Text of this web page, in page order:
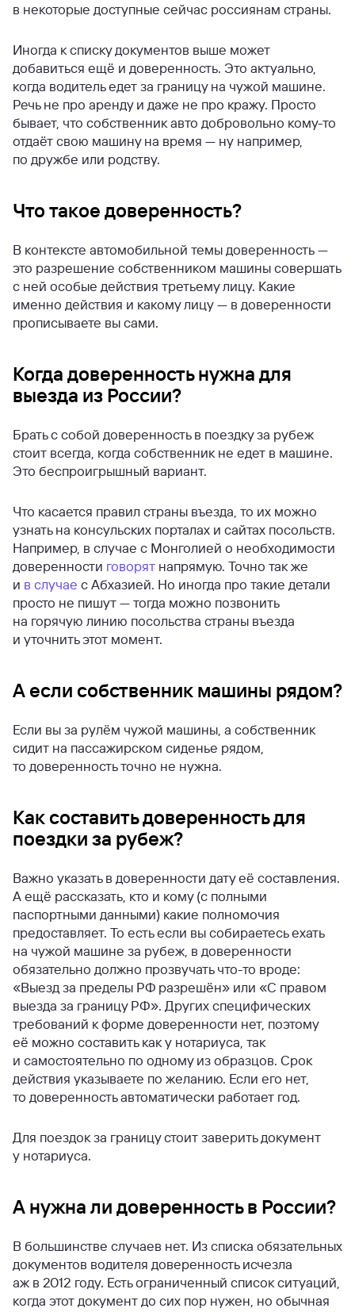
в некоторые доступные сейчас россиянам страны.
Иногда к списку документов выше может
добавиться ещё и доверенность. Это актуально,
когда водитель едет за границу на чужой машине.
Речь не про аренду и даже не про кражу. Просто
бывает, что собственник авто добровольно кому-то
отдаёт свою машину на время — ну например,
по дружбе или родству.
Что такое доверенность?
В контексте автомобильной темы доверенность —
это разрешение собственником машины совершать
с ней особые действия третьему лицу. Какие
именно действия и какому лицу — в доверенности
прописываете вы сами.
Когда доверенность нужна для
выезда из России?
Брать с собой доверенность в поездку за рубеж
стоит всегда, когда собственник не едет в машине.
Это беспроигрышный вариант.
Что касается правил страны въезда, то их можно
узнать на консульских порталах и сайтах посольств.
Например, в случае с Монголией о необходимости
доверенности говорят напрямую. Точно так же
и в случае с Абхазией. Но иногда про такие детали
просто не пишут — тогда можно позвонить
на горячую линию посольства страны въезда
и уточнить этот момент.
А если собственник машины рядом?
Если вы за рулём чужой машины, а собственник
сидит на пассажирском сиденье рядом,
то доверенность точно не нужна.
Как составить доверенность для
поездки за рубеж?
Важно указать в доверенности дату её составления.
А ещё рассказать, кто и кому (с полными
паспортными данными) какие полномочия
предоставляет. То есть если вы собираетесь ехать
на чужой машине за рубеж, в доверенности
обязательно должно прозвучать что-то вроде:
«Выезд за пределы РФ разрешён» или «С правом
выезда за границу РФ». Других специфических
требований к форме доверенности нет, поэтому
её можно составить как у нотариуса, так
и самостоятельно по одному из образцов. Срок
действия указываете по желанию. Если его нет,
то доверенность автоматически работает год.
Для поездок за границу стоит заверить документ
у нотариуса.
А нужна ли доверенность в России?
В большинстве случаев нет. Из списка обязательных
документов водителя доверенность исчезла
аж в 2012 году. Есть ограниченный список ситуаций,
когда этот документ до сих пор нужен, но обычная